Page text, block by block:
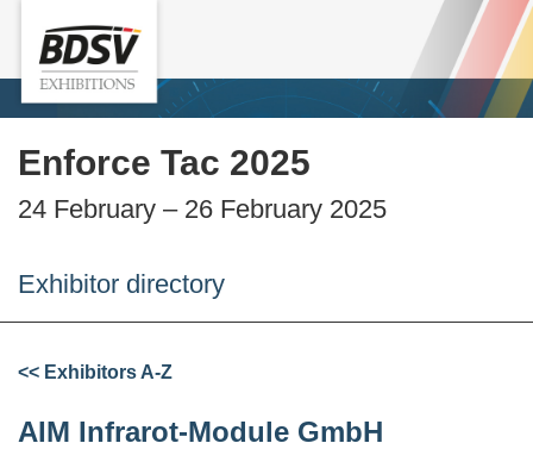
Enforce Tac 2025
24 February – 26 February 2025
Exhibitor directory
<< Exhibitors A-Z
AIM Infrarot-Module GmbH